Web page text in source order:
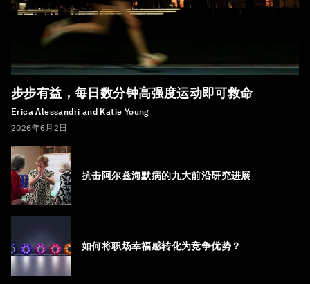
步步有益，每日数分钟高强度运动即可救命
Erica Alessandri and Katie Young
2026年6月2日
抗击阿尔兹海默病的九大前沿研究进展
如何将职场幸福感转化为竞争优势？